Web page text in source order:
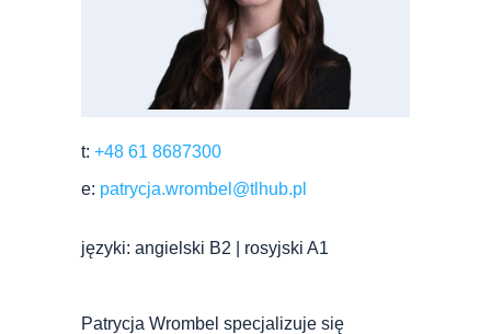
t: +48 61 8687300
e: patrycja.wrombel@tlhub.pl
języki: angielski B2 | rosyjski A1
Patrycja Wrombel specjalizuje się